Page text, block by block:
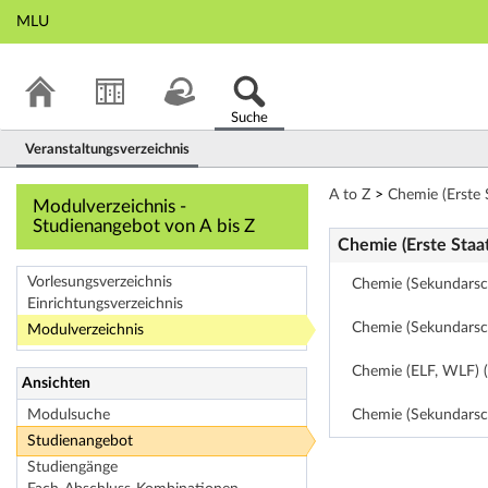
MLU
Suche
Veranstaltungsverzeichnis
Modulverzeichnis -
Studienangebot von A bis Z
Vorlesungsverzeichnis
Einrichtungsverzeichnis
Modulverzeichnis
Ansichten
Modulsuche
Studienangebot
Studiengänge
Modulverzeichnis
A to Z > Chemie (Erste
Chemie (Erste
Chemie
Chemie
Chemie (ELF, WLF)
Chemie